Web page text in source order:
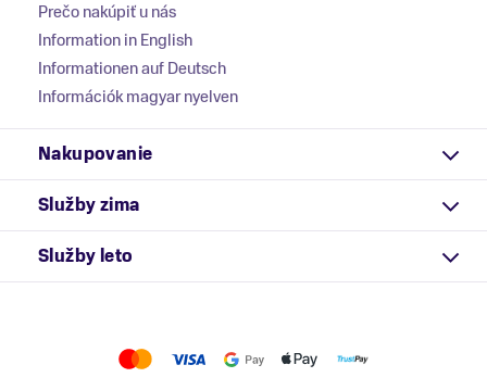
Prečo nakúpiť u nás
Information in English
Informationen auf Deutsch
Információk magyar nyelven
Nakupovanie
Služby zima
Služby leto